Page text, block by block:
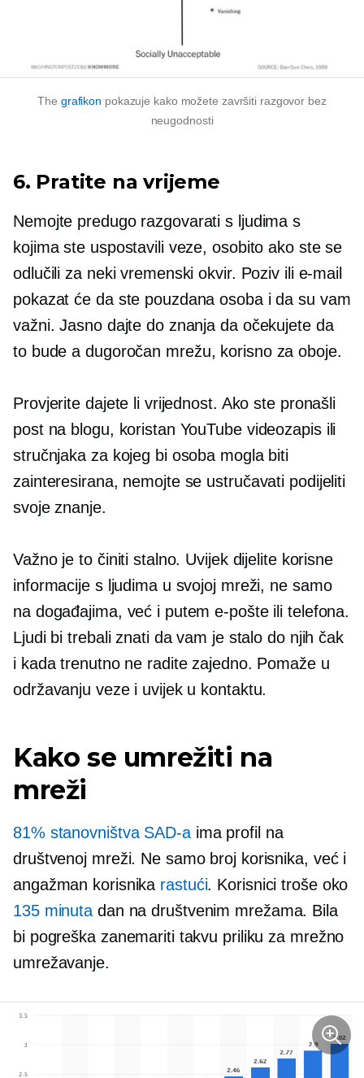
The grafikon pokazuje kako možete završiti razgovor bez
neugodnosti
6. Pratite na vrijeme
Nemojte predugo razgovarati s ljudima s
kojima ste uspostavili veze, osobito ako ste se
odlučili za neki vremenski okvir. Poziv ili e-mail
pokazat će da ste pouzdana osoba i da su vam
važni. Jasno dajte do znanja da očekujete da
to bude adugoročan mrežu, korisno za oboje.
Provjerite dajete li vrijednost. Ako ste pronašli
post na blogu, koristan YouTube videozapis ili
stručnjaka za kojeg bi osoba mogla biti
zainteresirana, nemojte se ustručavati podijeliti
svoje znanje.
Važno je to činiti stalno. Uvijek dijelite korisne
informacije s ljudima u svojoj mreži, ne samo
na događajima, već i putem e-pošte ili telefona.
Ljudi bi trebali znati da vam je stalo do njih čak
i kada trenutno ne radite zajedno. Pomaže u
održavanju veze i uvijek u kontaktu.
Kako se umrežiti na
mreži
81% stanovništva SAD-aima profil na
društvenoj mreži. Ne samo broj korisnika, već i
angažman korisnika rastući. Korisnici troše oko
135 minuta dan na društvenim mrežama. Bila
bi pogreška zanemariti takvu priliku za mrežno
umrežavanje.